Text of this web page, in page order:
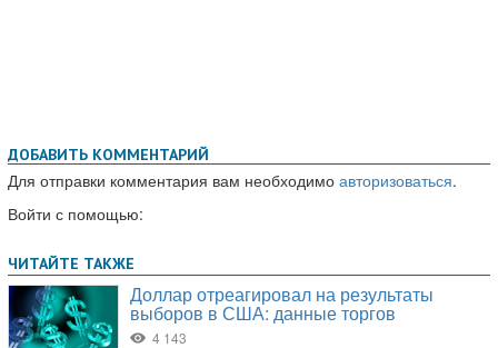
ДОБАВИТЬ КОММЕНТАРИЙ
Для отправки комментария вам необходимо авторизоваться.
Войти с помощью: